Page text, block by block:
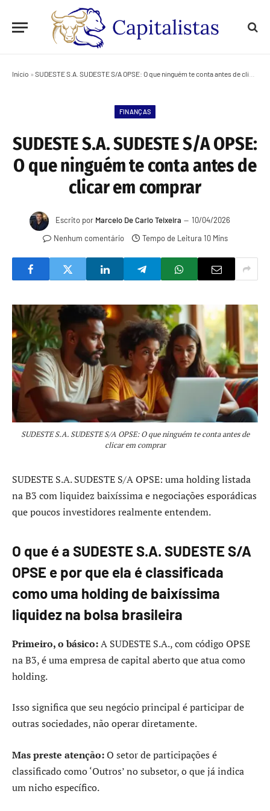
Início » SUDESTE S.A. SUDESTE S/A OPSE: O que ninguém te conta antes de clicar em comprar
FINANÇAS
SUDESTE S.A. SUDESTE S/A OPSE:
O que ninguém te conta antes de
clicar em comprar
Escrito por Marcelo De Carlo Teixeira
10/04/2026
Nenhum comentário
Tempo de Leitura 10 Mins
SUDESTE S.A. SUDESTE S/A OPSE: O que ninguém te conta antes de
clicar em comprar
SUDESTE S.A. SUDESTE S/A OPSE: uma holding listada
na B3 com liquidez baixíssima e negociações esporádicas
que poucos investidores realmente entendem.
O que é a SUDESTE S.A. SUDESTE S/A
OPSE e por que ela é classificada
como uma holding de baixíssima
liquidez na bolsa brasileira
Primeiro, o básico:A SUDESTE S.A., com código OPSE
na B3, é uma empresa de capital aberto que atua como
holding.
Isso significa que seu negócio principal é participar de
outras sociedades, não operar diretamente.
Mas preste atenção:O setor de participações é
classificado como ‘Outros’ no subsetor, o que já indica
um nicho específico.